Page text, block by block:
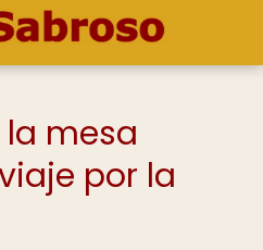
la mesa
por la